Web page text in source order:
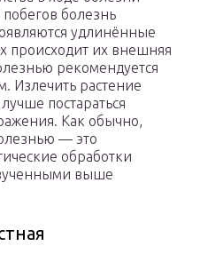
побегов болезнь
удлинённые
происходит их внешняя
рекомендуется
Излечить растение
постараться
Как обычно,
— это
обработки
выше